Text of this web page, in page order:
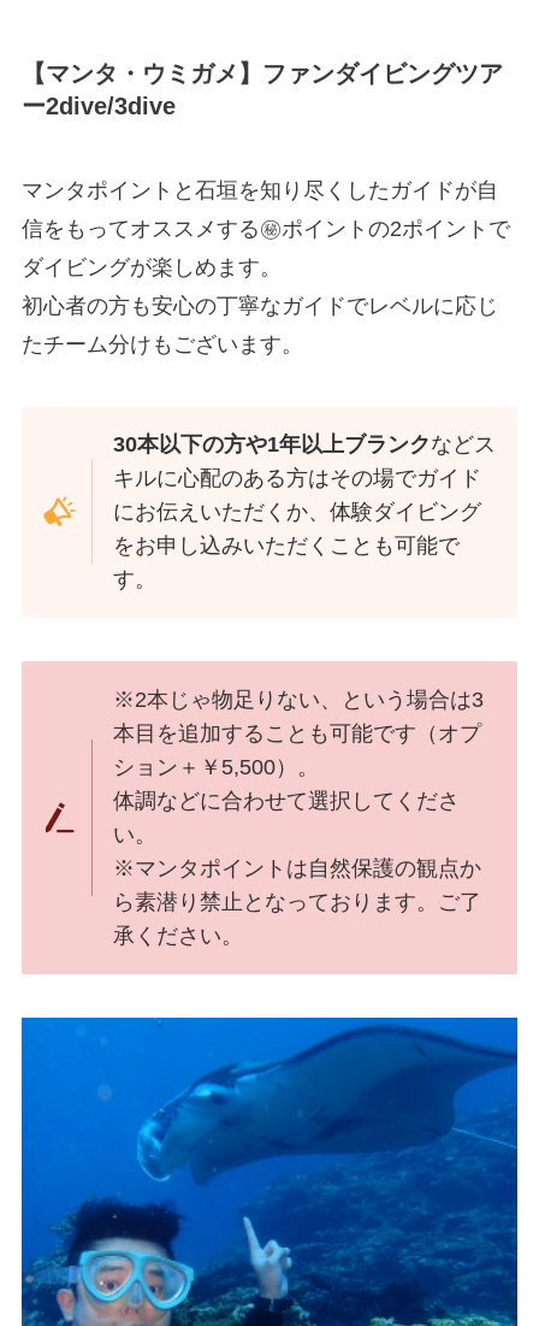
【マンタ・ウミガメ】ファンダイビングツア
ー2dive/3dive
マンタポイントと石垣を知り尽くしたガイドが自
信をもってオススメする㊙ポイントの2ポイントで
ダイビングが楽しめます。
初心者の方も安心の丁寧なガイドでレベルに応じ
たチーム分けもございます。
30本以下の方や1年以上ブランクなどス
キルに心配のある方はその場でガイド
にお伝えいただくか、体験ダイビング
をお申し込みいただくことも可能で
す。
※2本じゃ物足りない、という場合は3
本目を追加することも可能です（オプ
ション＋￥5,500）。
体調などに合わせて選択してくださ
い。
※マンタポイントは自然保護の観点か
ら素潜り禁止となっております。ご了
承ください。